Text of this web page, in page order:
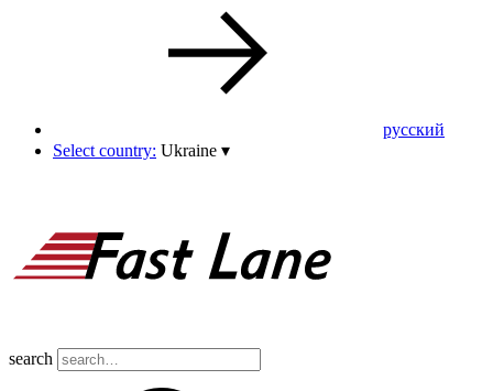
pусский
Select country: Ukraine ▾
search